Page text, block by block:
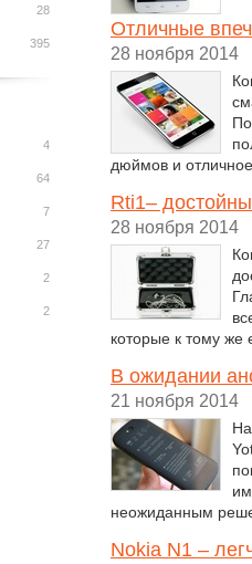
Отличные
28 ноября 2014
дюймов и
Rti1–
28 ноября 2014
которые к тому
В ожидании
21 ноября 2014
неожиданным
Nokia N1 –
28
395
4
64
7
27
2
2